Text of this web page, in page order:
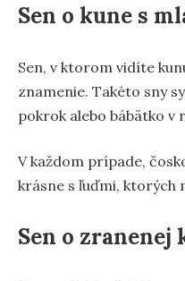
Sen o kune s
Sen, v ktorom vidíte
znamenie. Takéto sny
pokrok alebo bábätko v
V každom prípade,
krásne s ľuďmi, ktorých
Sen o zranenej